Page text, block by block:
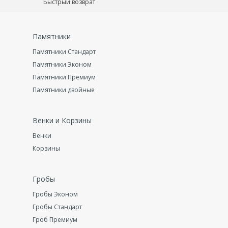
Памятники
Памятники Стандарт
Памятники Эконом
Памятники Премиум
Памятники двойные
Венки и Корзины
Венки
Корзины
Гробы
Гробы Эконом
Гробы Стандарт
Гроб Премиум